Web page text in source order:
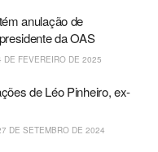
anulação de
da OAS
DE FEVEREIRO DE 2025
de Léo Pinheiro, ex-
DE SETEMBRO DE 2024